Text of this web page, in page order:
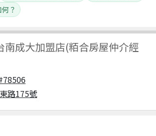
南成大加盟店(粨合房屋仲介經
路175號
？